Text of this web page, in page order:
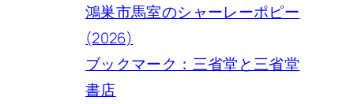
鴻巣市馬室のシャーレーポピー
(2026)
ブックマーク：三省堂と三省堂
書店